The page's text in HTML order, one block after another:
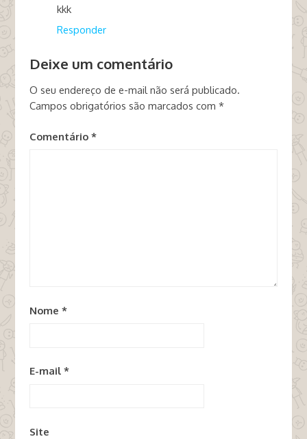
kkk
Responder
Deixe um comentário
O seu endereço de e-mail não será publicado.
Campos obrigatórios são marcados com *
Comentário *
Nome *
E-mail *
Site